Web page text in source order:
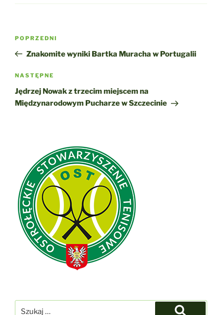
Nawigacja
Poprzedni
wpis
POPRZEDNI
Znakomite wyniki Bartka Muracha w Portugalii
Następny
wpis
NASTĘPNE
Jędrzej Nowak z trzecim miejscem na
Międzynarodowym Pucharze w Szczecinie